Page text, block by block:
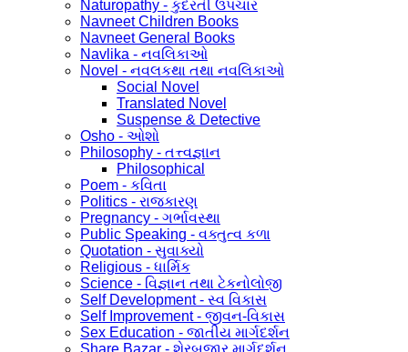
Naturopathy - કુદરતી ઉપચાર
Navneet Children Books
Navneet General Books
Navlika - નવલિકાઓ
Novel - નવલકથા તથા નવલિકાઓ
Social Novel
Translated Novel
Suspense & Detective
Osho - ઓશો
Philosophy - તત્ત્વજ્ઞાન
Philosophical
Poem - કવિતા
Politics - રાજકારણ
Pregnancy - ગર્ભાવસ્થા
Public Speaking - વક્તુત્વ કળા
Quotation - સુવાક્યો
Religious - ધાર્મિક
Science - વિજ્ઞાન તથા ટેકનોલોજી
Self Development - સ્વ વિકાસ
Self Improvement - જીવન-વિકાસ
Sex Education - જાતીય માર્ગદર્શન
Share Bazar - શેરબજાર માર્ગદર્શન